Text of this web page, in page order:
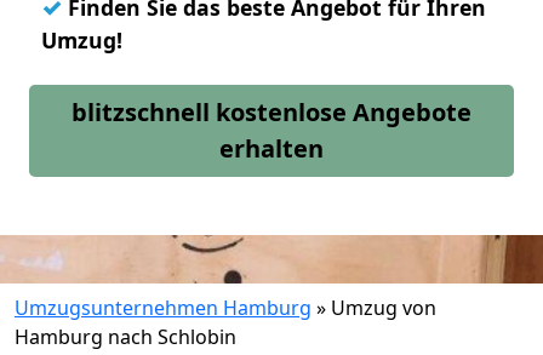
✓ Finden Sie das beste Angebot für Ihren
Umzug!
blitzschnell kostenlose Angebote
erhalten
Umzugsunternehmen Hamburg » Umzug von
Hamburg nach Schlobin